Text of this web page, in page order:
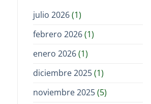
julio 2026(1)
febrero 2026(1)
enero 2026(1)
diciembre 2025(1)
noviembre 2025(5)